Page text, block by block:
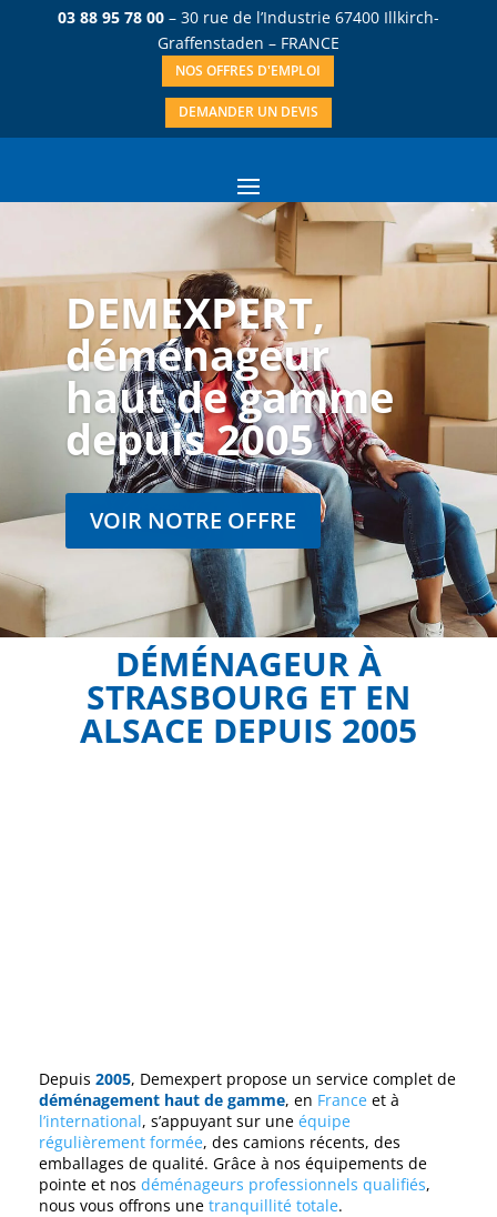
03 88 95 78 00– 30 rue de l’Industrie 67400 Illkirch-
Graffenstaden – FRANCE
NOS OFFRES D'EMPLOI
DEMANDER UN DEVIS
DEMEXPERT,
déménageur
haut de gamme
depuis 2005
VOIR NOTRE OFFRE
DÉMÉNAGEUR À
STRASBOURG ET EN
ALSACE DEPUIS 2005
Depuis 2005, Demexpert propose un service complet de
déménagement haut de gamme, en Franceet à
l’international, s’appuyant sur une équipe
régulièrement formée, des camions récents, des
emballages de qualité. Grâce à nos équipements de
pointe et nos déménageurs professionnels qualifiés,
nous vous offrons une tranquillité totale.